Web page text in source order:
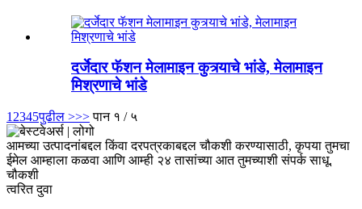
दर्जेदार फॅशन मेलामाइन कुत्र्याचे भांडे, मेलामाइन
मिश्रणाचे भांडे
1 2345पुढील >>> पान १ / ५
आमच्या उत्पादनांबद्दल किंवा दरपत्रकाबद्दल चौकशी करण्यासाठी, कृपया तुमचा
ईमेल आम्हाला कळवा आणि आम्ही २४ तासांच्या आत तुमच्याशी संपर्क साधू.
चौकशी
त्वरित दुवा